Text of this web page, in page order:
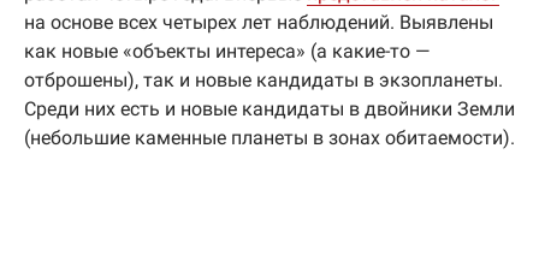
на основе всех четырех лет наблюдений. Выявлены
как новые «объекты интереса» (а какие-то —
отброшены), так и новые кандидаты в экзопланеты.
Среди них есть и новые кандидаты в двойники Земли
(небольшие каменные планеты в зонах обитаемости).